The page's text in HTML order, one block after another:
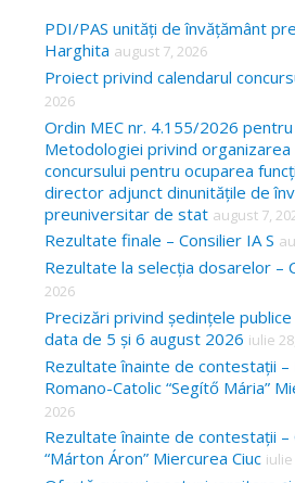
c
h
f
o
r
PDI/PAS unități de învățământ
Harghita august 7, 2026
Proiect privind calendarul
2026
Ordin MEC nr. 4.155/2026
Metodologiei privind organizarea
concursului pentru ocuparea
director adjunct dinunitățile de
preuniversitar de stat august 7,
Rezultate finale – Consilier IA S
Rezultate la selecția dosarelor –
2026
Precizări privind ședințele
data de 5 și 6 august 2026 iulie
Rezultate înainte de contestații –
Romano-Catolic “Segítő Mária”
2026
Rezultate înainte de contestații –
“Márton Áron” Miercurea Ciuc iulie